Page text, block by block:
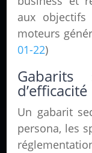
aux
moteurs
01-22)
Gabarits
d’efficacité
Un gabarit
persona, les